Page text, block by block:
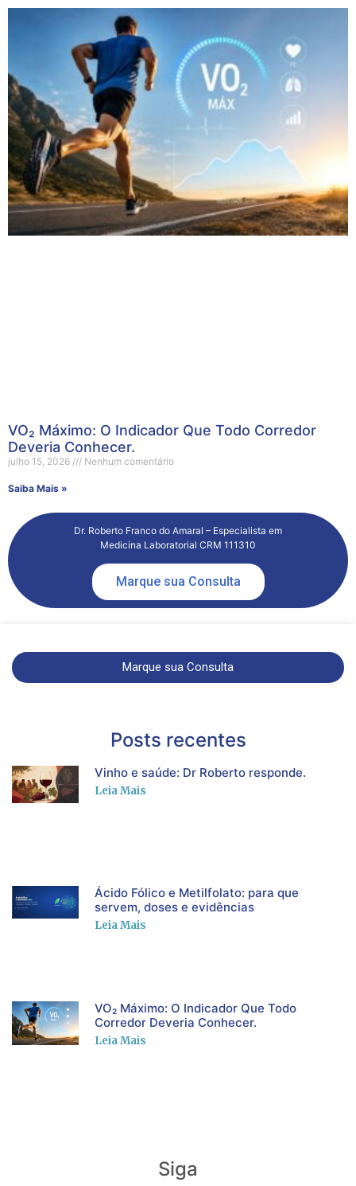
VO₂ Máximo: O Indicador Que Todo Corredor
Deveria Conhecer.
julho 15, 2026 Nenhum comentário
Saiba Mais »
Dr. Roberto Franco do Amaral – Especialista em
Medicina Laboratorial CRM 111310
Marque sua Consulta
Marque sua Consulta
Posts recentes
Vinho e saúde: Dr Roberto responde.
Leia Mais
Ácido Fólico e Metilfolato: para que
servem, doses e evidências
Leia Mais
VO₂ Máximo: O Indicador Que Todo
Corredor Deveria Conhecer.
Leia Mais
Siga